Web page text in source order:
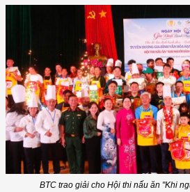
BTC trao giải cho Hội thi nấu ăn "Khi